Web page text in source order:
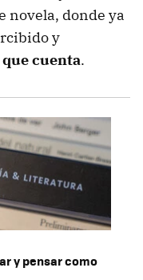
novela, donde ya
y
cuenta.
y pensar como